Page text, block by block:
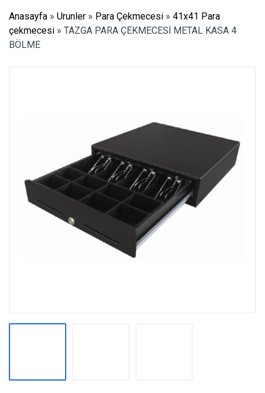
Anasayfa » Urunler » Para Çekmecesi » 41x41 Para
çekmecesi » TAZGA PARA ÇEKMECESİ METAL KASA 4
BÖLME